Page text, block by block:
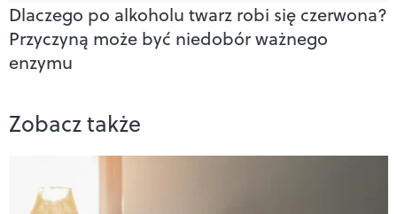
Dlaczego po alkoholu twarz robi się czerwona?
Przyczyną może być niedobór ważnego
enzymu
Zobacz także